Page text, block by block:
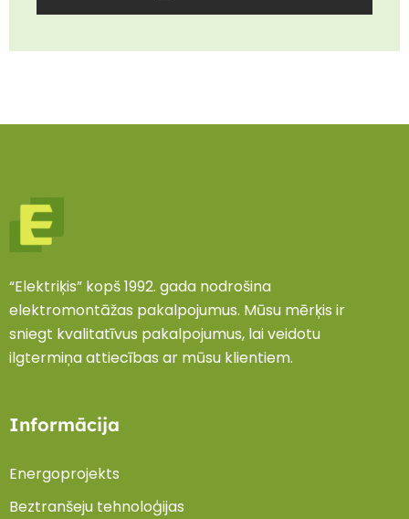
“Elektriķis” kopš 1992. gada nodrošina
elektromontāžas pakalpojumus. Mūsu mērķis ir
sniegt kvalitatīvus pakalpojumus, lai veidotu
ilgtermiņa attiecības ar mūsu klientiem.
Informācija
Energoprojekts
Beztranšeju tehnoloģijas